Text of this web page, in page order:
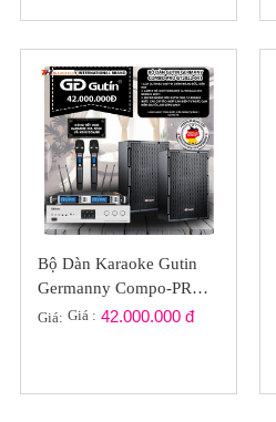
Bộ Dàn Karaoke Gutin
Germanny Compo-PRO
GT2022-041
Giá: Giá : 42.000.000 đ